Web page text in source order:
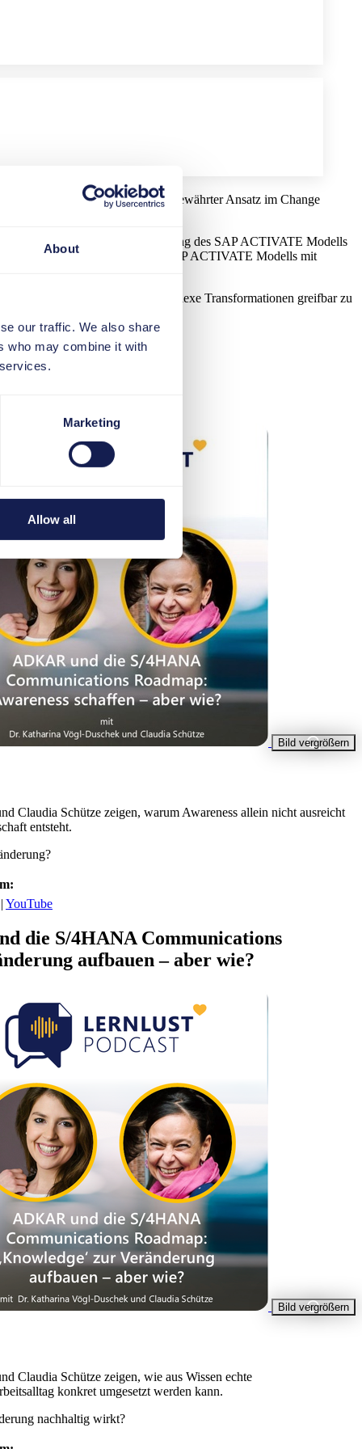
About
our traffic. We also share
who may combine it with
Marketing
Allow all
steht das ADKAR-Modellals bewährter Ansatz im Change
entlang des SAP ACTIVATE Modells
Roadmap entlang des SAP ACTIVATE Modells mit
Ziel ist es, komplexe Transformationen greifbar zu
– aber wie?
Bild vergrößern
Claudia Schütze zeigen, warum Awareness allein nicht ausreicht
entsteht.
YouTube
die S/4HANA Communications
aufbauen – aber wie?
Bild vergrößern
Claudia Schütze zeigen, wie aus Wissen echte
konkret umgesetzt werden kann.
nachhaltig wirkt?